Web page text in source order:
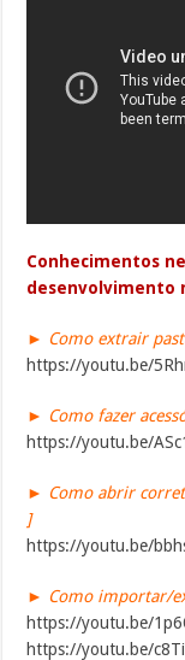
Conhecimentos
desenvolvimento
► Como extrair
https://youtu.be/
► Como fazer
https://youtu.be/
► Como abrir
]
https://youtu.be/
► Como importar/
https://youtu.be/
https://youtu.be/